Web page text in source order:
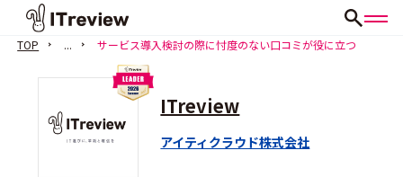
TOP ... サービス導入検討の際に忖度のない口コミが役に立つ
ITreview
アイティクラウド株式会社